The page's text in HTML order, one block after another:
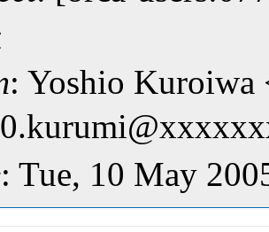
: Yoshio Kuroiwa
: Tue, 10 May